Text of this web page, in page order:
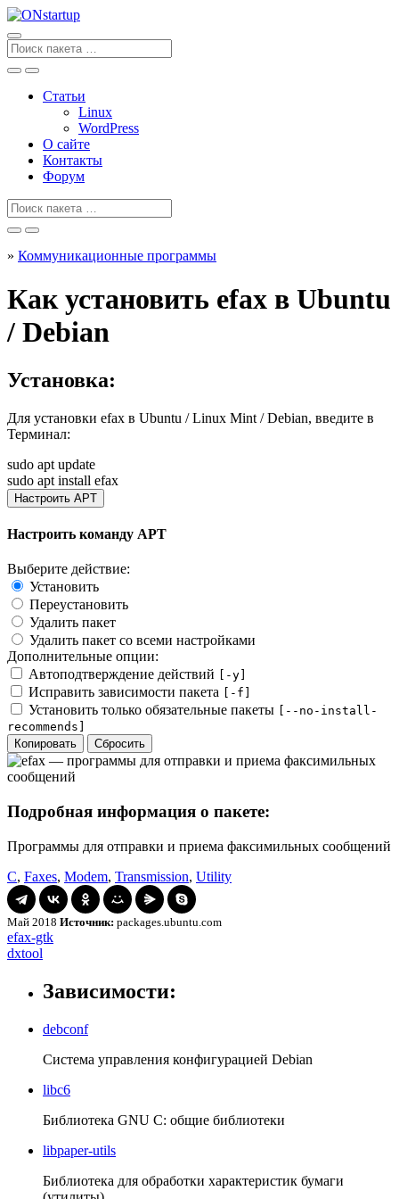
Перейти
к
содержанию
Поиск
для
Статьи
Linux
WordPress
О сайте
Контакты
Форум
Поиск
» Коммуникационные программы
Как установить efax в Ubuntu
/ Debian
Установка:
Для установки efax в Ubuntu / Linux Mint / Debian, введите в
Терминал:
sudo apt update
sudo apt install efax
Настроить APT
Настроить команду APT
Выберите действие:
Установить
Переустановить
Удалить пакет
Удалить пакет со всеми настройками
Дополнительные опции:
Автоподтверждение действий
[-y]
Исправить зависимости пакета [-f]
Установить только обязательные пакеты
[--no-install-
recommends]
Копировать
Сбросить
Подробная информация о пакете:
Программы для отправки и приема факсимильных сообщений
C, Faxes, Modem, Transmission, Utility
Май 2018 Источник: packages.ubuntu.com
Навигация
по
записям
efax-
gtk
efax-gtk
dxtool
dxtool
Зависимости:
debconf
Система управления конфигурацией Debian
libc6
Библиотека GNU C: общие библиотеки
libpaper-utils
Библиотека для обработки характеристик бумаги